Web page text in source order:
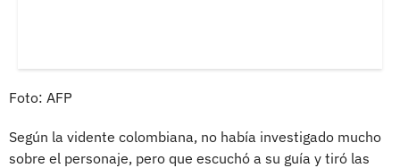
Foto: AFP
Según la vidente colombiana, no había investigado mucho
sobre el personaje, pero que escuchó a su guía y tiró las